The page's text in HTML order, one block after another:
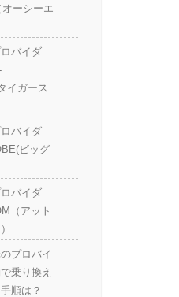
ーシーエ
バイダ
イガース
バイダ
ビッグ
バイダ
（アット
プロバイ
乗り換え
順は？